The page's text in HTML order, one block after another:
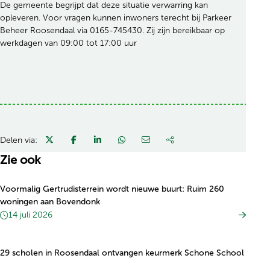
De gemeente begrijpt dat deze situatie verwarring kan
opleveren. Voor vragen kunnen inwoners terecht bij Parkeer
Beheer Roosendaal via 0165-745430. Zij zijn bereikbaar op
werkdagen van 09:00 tot 17:00 uur
Delen via:
Zie ook
Voormalig Gertrudisterrein wordt nieuwe buurt: Ruim 260
woningen aan Bovendonk
14 juli 2026
29 scholen in Roosendaal ontvangen keurmerk Schone School